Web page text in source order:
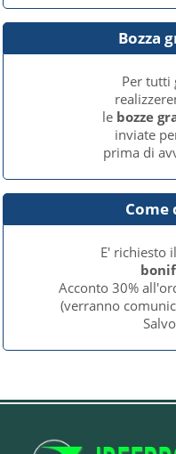
Bozza
Per tutti
le bozze
inviate
prima di
Come
E' richiesto
Acconto 30%
(verranno